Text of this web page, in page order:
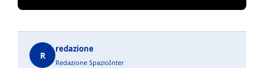
R
redazione
Redazione SpazioInter